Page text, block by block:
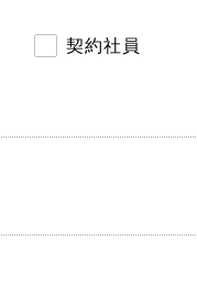
契約社員